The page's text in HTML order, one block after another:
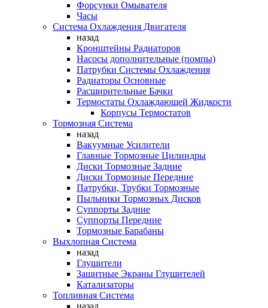
Форсунки Омывателя
Часы
Система Охлаждения Двигателя
назад
Кронштейны Радиаторов
Насосы дополнительные (помпы)
Патрубки Системы Охлаждения
Радиаторы Основные
Расширительные Бачки
Термостаты Охлаждающей Жидкости
Корпусы Термостатов
Тормозная Система
назад
Вакуумные Усилители
Главные Тормозные Цилиндры
Диски Тормозные Задние
Диски Тормозные Передние
Патрубки, Трубки Тормозные
Пыльники Тормозных Дисков
Суппорты Задние
Суппорты Передние
Тормозные Барабаны
Выхлопная Система
назад
Глушители
Защитные Экраны Глушителей
Катализаторы
Топливная Система
назад